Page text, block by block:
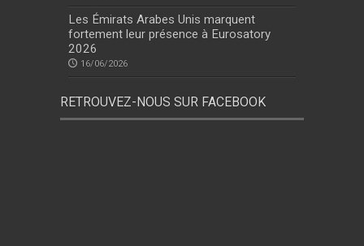
Les Émirats Arabes Unis marquent
fortement leur présence à Eurosatory
2026
16/06/2026
RETROUVEZ-NOUS SUR FACEBOOK